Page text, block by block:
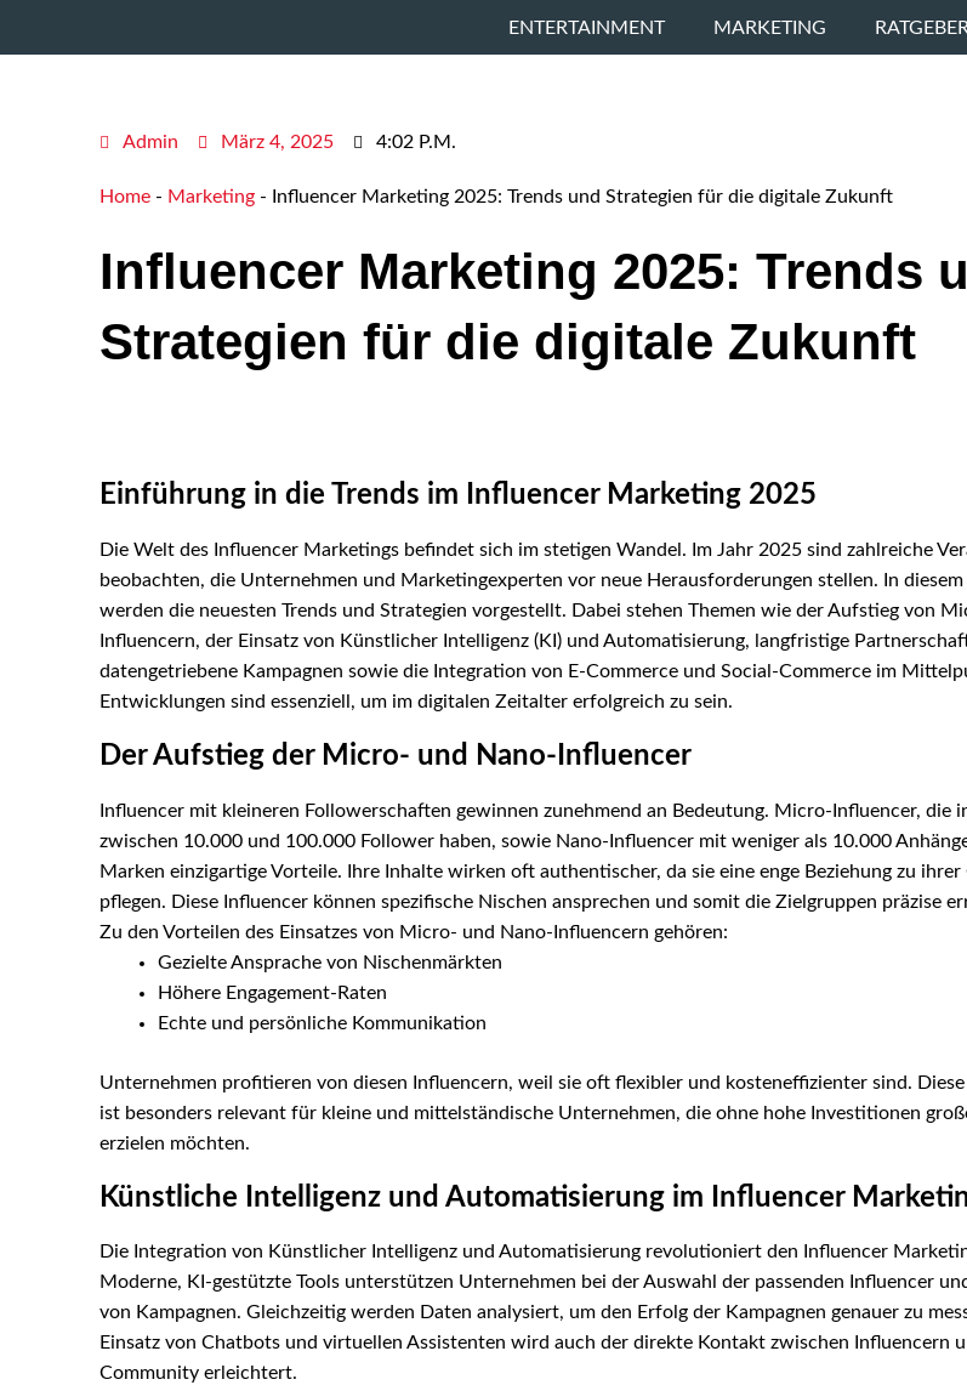
ENTERTAINMENT MARKETING RATGEBER
Admin März 4, 2025 4:02 P.m.
Home - Marketing - Influencer Marketing 2025: Trends und Strategien für die digitale Zukunft
Influencer Marketing 2025: Trends
Strategien für die digitale Zukunft
Einführung in die Trends im Influencer Marketing 2025
Die Welt des Influencer Marketings befindet sich im stetigen Wandel. Im Jahr 2025 sind zahlreiche
beobachten, die Unternehmen und Marketingexperten vor neue Herausforderungen stellen. In
werden die neuesten Trends und Strategien vorgestellt. Dabei stehen Themen wie der Aufstieg von
Influencern, der Einsatz von Künstlicher Intelligenz (KI) und Automatisierung, langfristige
datengetriebene Kampagnen sowie die Integration von E-Commerce und Social-Commerce im
Entwicklungen sind essenziell, um im digitalen Zeitalter erfolgreich zu sein.
Der Aufstieg der Micro- und Nano-Influencer
Influencer mit kleineren Followerschaften gewinnen zunehmend an Bedeutung. Micro-Influencer, die
zwischen 10.000 und 100.000 Follower haben, sowie Nano-Influencer mit weniger als 10.000
Marken einzigartige Vorteile. Ihre Inhalte wirken oft authentischer, da sie eine enge Beziehung zu
pflegen. Diese Influencer können spezifische Nischen ansprechen und somit die Zielgruppen präzise
Zu den Vorteilen des Einsatzes von Micro- und Nano-Influencern gehören:
Gezielte Ansprache von Nischenmärkten
Höhere Engagement-Raten
Echte und persönliche Kommunikation
Unternehmen profitieren von diesen Influencern, weil sie oft flexibler und kosteneffizienter sind.
ist besonders relevant für kleine und mittelständische Unternehmen, die ohne hohe Investitionen
erzielen möchten.
Künstliche Intelligenz und Automatisierung im Influencer
Die Integration von Künstlicher Intelligenz und Automatisierung revolutioniert den Influencer
Moderne, KI-gestützte Tools unterstützen Unternehmen bei der Auswahl der passenden Influencer
von Kampagnen. Gleichzeitig werden Daten analysiert, um den Erfolg der Kampagnen genauer zu
Einsatz von Chatbots und virtuellen Assistenten wird auch der direkte Kontakt zwischen Influencern
Community erleichtert.